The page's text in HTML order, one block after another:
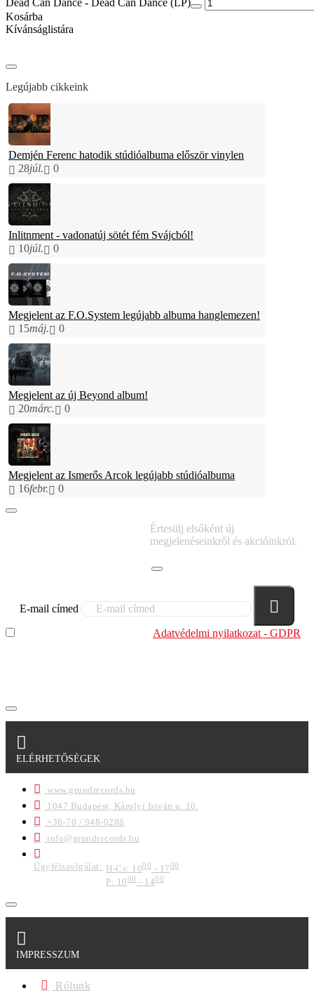
Kosárba
Kívánságlistára
Legújabb cikkeink
Demjén Ferenc hatodik stúdióalbuma először vinylen
28júl. 0
Inlitnment - vadonatúj sötét fém Svájcból!
10júl. 0
Megjelent az F.O.System legújabb albuma hanglemezen!
15máj. 0
Megjelent az új Beyond album!
20márc. 0
Megjelent az Ismerős Arcok legújabb stúdióalbuma
16febr. 0
Értesülj elsőként új
megjelenéseinkről és akcióinkról.
E-mail címed
Adatvédelmi nyilatkozat - GDPR
ELÉRHETŐSÉGEK
www.grundrecords.hu
1047 Budapest, Károlyi István u. 10.
+36-70 / 948-0288
info@grundrecords.hu
Ügyfélszolgálat: H-Cs: 1000 - 1700
P: 1000- 1400
IMPRESSZUM
Rólunk